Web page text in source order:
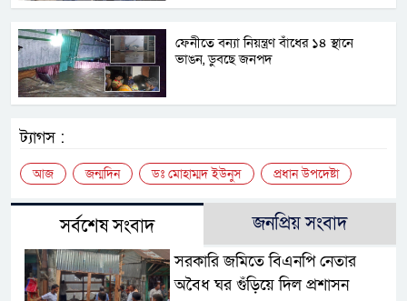
ফেনীতে বন্যা নিয়ন্ত্রণ বাঁধের ১৪ স্থানে
ভাঙন, ডুবছে জনপদ
ট্যাগস :
আজ জন্মদিন ডঃ মোহাম্মদ ইউনুস প্রধান উপদেষ্টা
সর্বশেষ সংবাদ জনপ্রিয় সংবাদ
সরকারি জমিতে বিএনপি নেতার
অবৈধ ঘর গুঁড়িয়ে দিল প্রশাসন